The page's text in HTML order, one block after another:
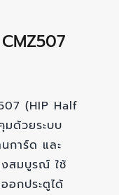
(HIP Half
ด้วยระบบ
การ์ด และ
งสมบูรณ์ ใช้
อกประตูได้